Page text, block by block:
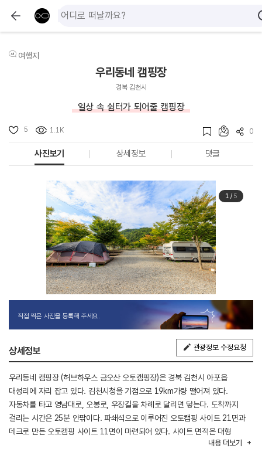
여행지
우리동네 캠핑장
경북 김천시
일상 속 쉼터가 되어줄 캠핑장
5 1.1K 0
사진보기 상세정보 댓글
1/ 5
직접 찍은 사진을 등록해 주세요.
상세정보 관광정보 수정요청
우리동네 캠핑장 (허브하우스 금오산 오토캠핑장)은 경북 김천시 아포읍
대성리에 자리 잡고 있다. 김천시청을 기점으로 19km가량 떨어져 있다.
자동차를 타고 영남대로, 오봉로, 우장길을 차례로 달리면 닿는다. 도착까지
걸리는 시간은 25분 안팎이다. 파쇄석으로 이루어진 오토캠핑 사이트 21면과
데크로 만든 오토캠핑 사이트 11면이 마련되어 있다. 사이트 면적은 대형
텐트를 설치하기에 무리가 없다. 카라반과 트레일러 출입이 가능하며,
내용 더보기